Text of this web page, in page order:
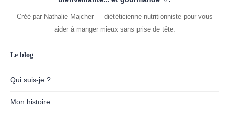
Créé par Nathalie Majcher — diététicienne-nutritionniste pour vous
aider à manger mieux sans prise de tête.
Le blog
Qui suis-je ?
Mon histoire